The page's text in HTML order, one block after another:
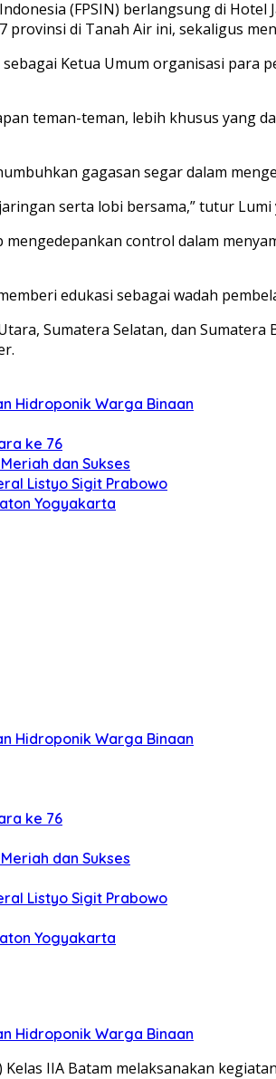
(FPSIN) berlangsung di
di Tanah Air ini, sekaligus
Ketua Umum organisasi
teman-teman, lebih khusus yang
gagasan segar dalam
serta lobi bersama,” tutur
control dalam
edukasi sebagai wadah
Sumatera Selatan, dan
Hidroponik Warga Binaan
ke 76
dan Sukses
Listyo Sigit Prabowo
Yogyakarta
Hidroponik Warga Binaan
ke 76
dan Sukses
Listyo Sigit Prabowo
Yogyakarta
Hidroponik Warga Binaan
Kelas IIA Batam melaksanakan